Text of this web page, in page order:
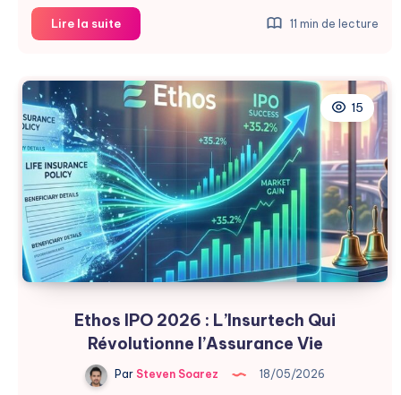
Lire la suiteCerebras
:
de
l’Action
Après
des
Résultats
Controversés
11 min de lecture
15
Ethos IPO 2026 : L’Insurtech Qui
Révolutionne l’Assurance Vie
Par Steven Soarez 18/05/2026